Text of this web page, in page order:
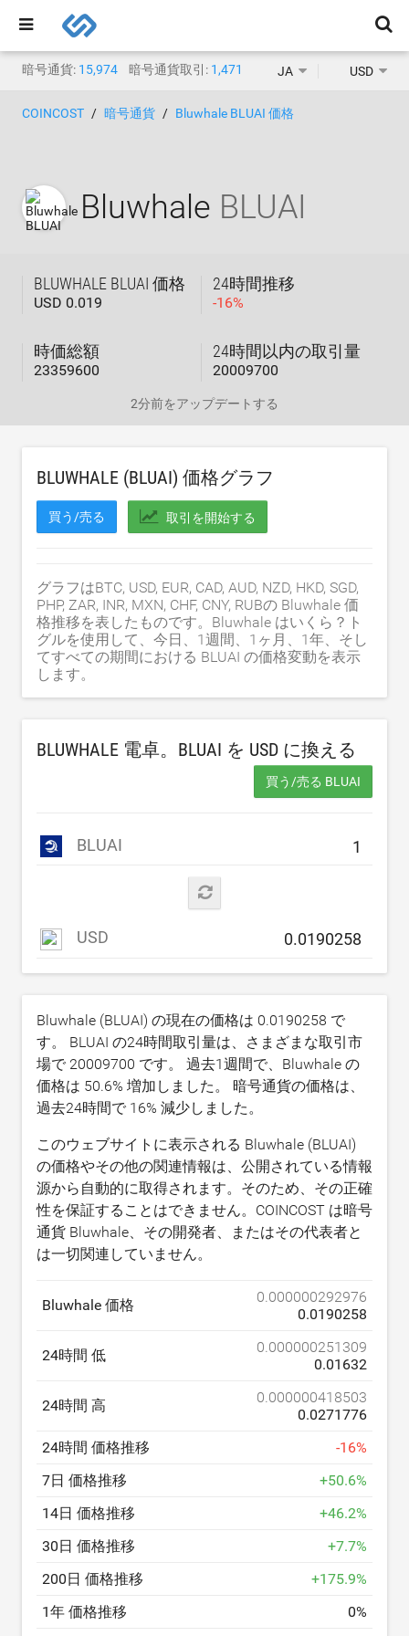
暗号通貨: 15,974 暗号通貨取引: 1,471 JA USD
COINCOST 暗号通貨 Bluwhale BLUAI 価格
Bluwhale BLUAI
BLUWHALE BLUAI 価格
USD 0.019
24時間推移
-16%
時価総額
23359600
24時間以内の取引量
20009700
2分前をアップデートする
BLUWHALE (BLUAI) 価格グラフ
買う/売る 取引を開始する
グラフはBTC, USD, EUR, CAD, AUD, NZD, HKD, SGD,
PHP, ZAR, INR, MXN, CHF, CNY, RUBの Bluwhale 価
格推移を表したものです。Bluwhale はいくら？ト
グルを使用して、今日、1週間、1ヶ月、1年、そし
てすべての期間における BLUAI の価格変動を表示
します。
BLUWHALE 電卓。BLUAI を USD に換える
買う/売る BLUAI
BLUAI
USD
Bluwhale (BLUAI) の現在の価格は 0.0190258 で
す。 BLUAI の24時間取引量は、さまざまな取引市
場で 20009700 です。 過去1週間で、Bluwhale の
価格は 50.6% 増加しました。 暗号通貨の価格は、
過去24時間で 16% 減少しました。
このウェブサイトに表示される Bluwhale (BLUAI)
の価格やその他の関連情報は、公開されている情報
源から自動的に取得されます。そのため、その正確
性を保証することはできません。COINCOST は暗号
通貨 Bluwhale、その開発者、またはその代表者と
は一切関連していません。
Bluwhale 価格
0.000000292976
0.0190258
24時間 低
0.000000251309
0.01632
24時間 高
0.000000418503
0.0271776
24時間 価格推移
-16%
7日 価格推移
+50.6%
14日 価格推移
+46.2%
30日 価格推移
+7.7%
200日 価格推移
+175.9%
1年 価格推移
0%